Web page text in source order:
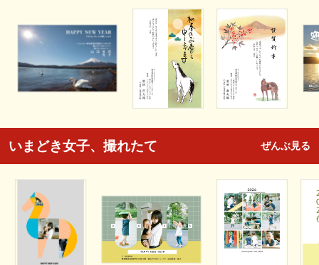
いまどき女子、撮れたて ぜんぶ見る